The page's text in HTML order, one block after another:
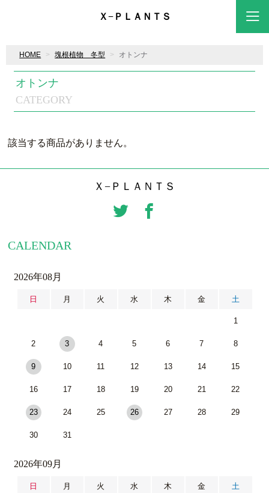
Ｘ−ＰＬＡＮＴＳ
HOME 塊根植物 冬型 オトンナ
CATEGORY
オトンナ
該当する商品がありません。
Ｘ−ＰＬＡＮＴＳ
CALENDAR
2026年08月
日 月 火 水 木 金 土
1
2 3 4 5 6 7 8
9 10 11 12 13 14 15
16 17 18 19 20 21 22
23 24 25 26 27 28 29
30 31
2026年09月
日 月 火 水 木 金 土